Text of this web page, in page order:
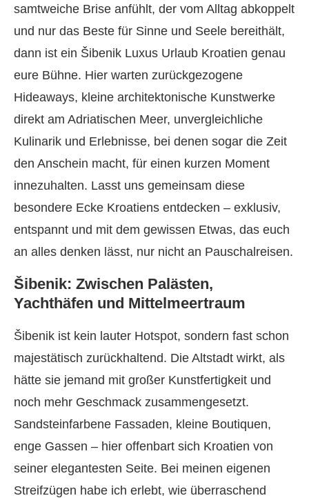
samtweiche Brise anfühlt, der vom Alltag abkoppelt
und nur das Beste für Sinne und Seele bereithält,
dann ist ein Šibenik Luxus Urlaub Kroatien genau
eure Bühne. Hier warten zurückgezogene
Hideaways, kleine architektonische Kunstwerke
direkt am Adriatischen Meer, unvergleichliche
Kulinarik und Erlebnisse, bei denen sogar die Zeit
den Anschein macht, für einen kurzen Moment
innezuhalten. Lasst uns gemeinsam diese
besondere Ecke Kroatiens entdecken – exklusiv,
entspannt und mit dem gewissen Etwas, das euch
an alles denken lässt, nur nicht an Pauschalreisen.
Šibenik: Zwischen Palästen,
Yachthäfen und Mittelmeertraum
Šibenik ist kein lauter Hotspot, sondern fast schon
majestätisch zurückhaltend. Die Altstadt wirkt, als
hätte sie jemand mit großer Kunstfertigkeit und
noch mehr Geschmack zusammengesetzt.
Sandsteinfarbene Fassaden, kleine Boutiquen,
enge Gassen – hier offenbart sich Kroatien von
seiner elegantesten Seite. Bei meinen eigenen
Streifzügen habe ich erlebt, wie überraschend